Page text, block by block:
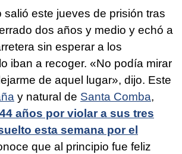
salió este jueves de prisión tras
dos años y medio y echó a
sin esperar a los
iban a recoger. «No podía mirar
de aquel lugar», dijo. Este
y natural de Santa Comba,
años por violar a sus tres
esta semana por el
que al principio fue feliz